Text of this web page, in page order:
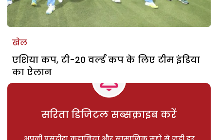
खेल
एशिया कप, टी-20 वर्ल्ड कप के लिए टीम इंडिया
का ऐलान
सरिता डिजिटल सब्सक्राइब करें